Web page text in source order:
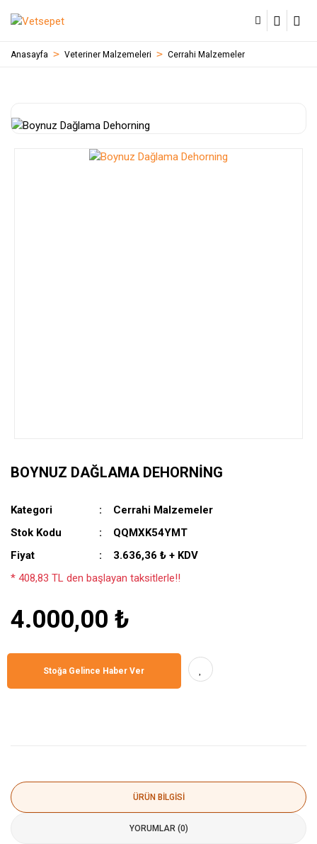
Anasayfa Veteriner Malzemeleri Cerrahi Malzemeler
BOYNUZ DAĞLAMA DEHORNING
Kategori
Cerrahi Malzemeler
Stok Kodu
QQMXK54YMT
Fiyat
3.636,36 ₺ + KDV
* 408,83 TL den başlayan taksitlerle!!
4.000,00 ₺
Stoğa Gelince Haber Ver
ÜRÜN BILGISI
YORUMLAR (0)